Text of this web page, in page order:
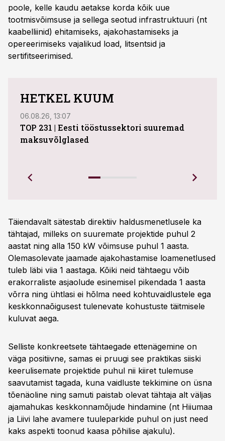
poole, kelle kaudu aetakse korda kõik uue
tootmisvõimsuse ja sellega seotud infrastruktuuri (nt
kaabelliinid) ehitamiseks, ajakohastamiseks ja
opereerimiseks vajalikud load, litsentsid ja
sertifitseerimised.
HETKEL KUUM
06.08.26, 13:07
TOP 231 | Eesti tööstussektori suuremad
maksuvõlglased
Täiendavalt sätestab direktiiv haldusmenetlusele ka
tähtajad, milleks on suuremate projektide puhul 2
aastat ning alla 150 kW võimsuse puhul 1 aasta.
Olemasolevate jaamade ajakohastamise loamenetlused
tuleb läbi viia 1 aastaga. Kõiki neid tähtaegu võib
erakorraliste asjaolude esinemisel pikendada 1 aasta
võrra ning ühtlasi ei hõlma need kohtuvaidlustele ega
keskkonnaõigusest tulenevate kohustuste täitmisele
kuluvat aega.
Selliste konkreetsete tähtaegade ettenägemine on
väga positiivne, samas ei pruugi see praktikas siiski
keerulisemate projektide puhul nii kiiret tulemuse
saavutamist tagada, kuna vaidluste tekkimine on üsna
tõenäoline ning samuti paistab olevat tähtaja alt väljas
ajamahukas keskkonnamõjude hindamine (nt Hiiumaa
ja Liivi lahe avamere tuuleparkide puhul on just need
kaks aspekti toonud kaasa põhilise ajakulu).